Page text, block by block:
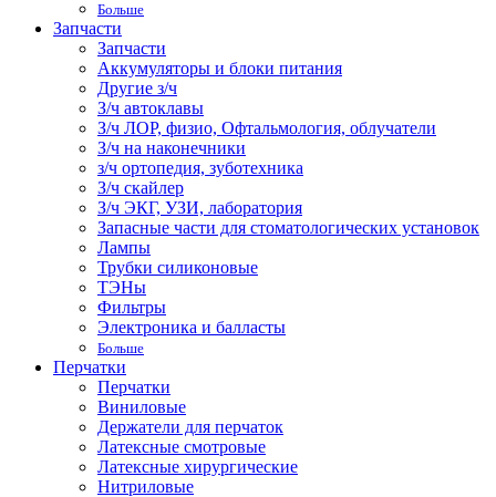
Больше
Запчасти
Запчасти
Аккумуляторы и блоки питания
Другие з/ч
З/ч автоклавы
З/ч ЛОР, физио, Офтальмология, облучатели
З/ч на наконечники
з/ч ортопедия, зуботехника
З/ч скайлер
З/ч ЭКГ, УЗИ, лаборатория
Запасные части для стоматологических установок
Лампы
Трубки силиконовые
ТЭНы
Фильтры
Электроника и балласты
Больше
Перчатки
Перчатки
Виниловые
Держатели для перчаток
Латексные смотровые
Латексные хирургические
Нитриловые